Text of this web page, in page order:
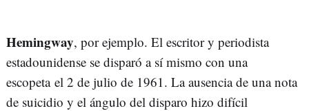
Hemingway, por ejemplo. El escritor y periodista
estadounidense se disparó a sí mismo con una
escopeta el 2 de julio de 1961. La ausencia de una nota
de suicidio y el ángulo del disparo hizo difícil